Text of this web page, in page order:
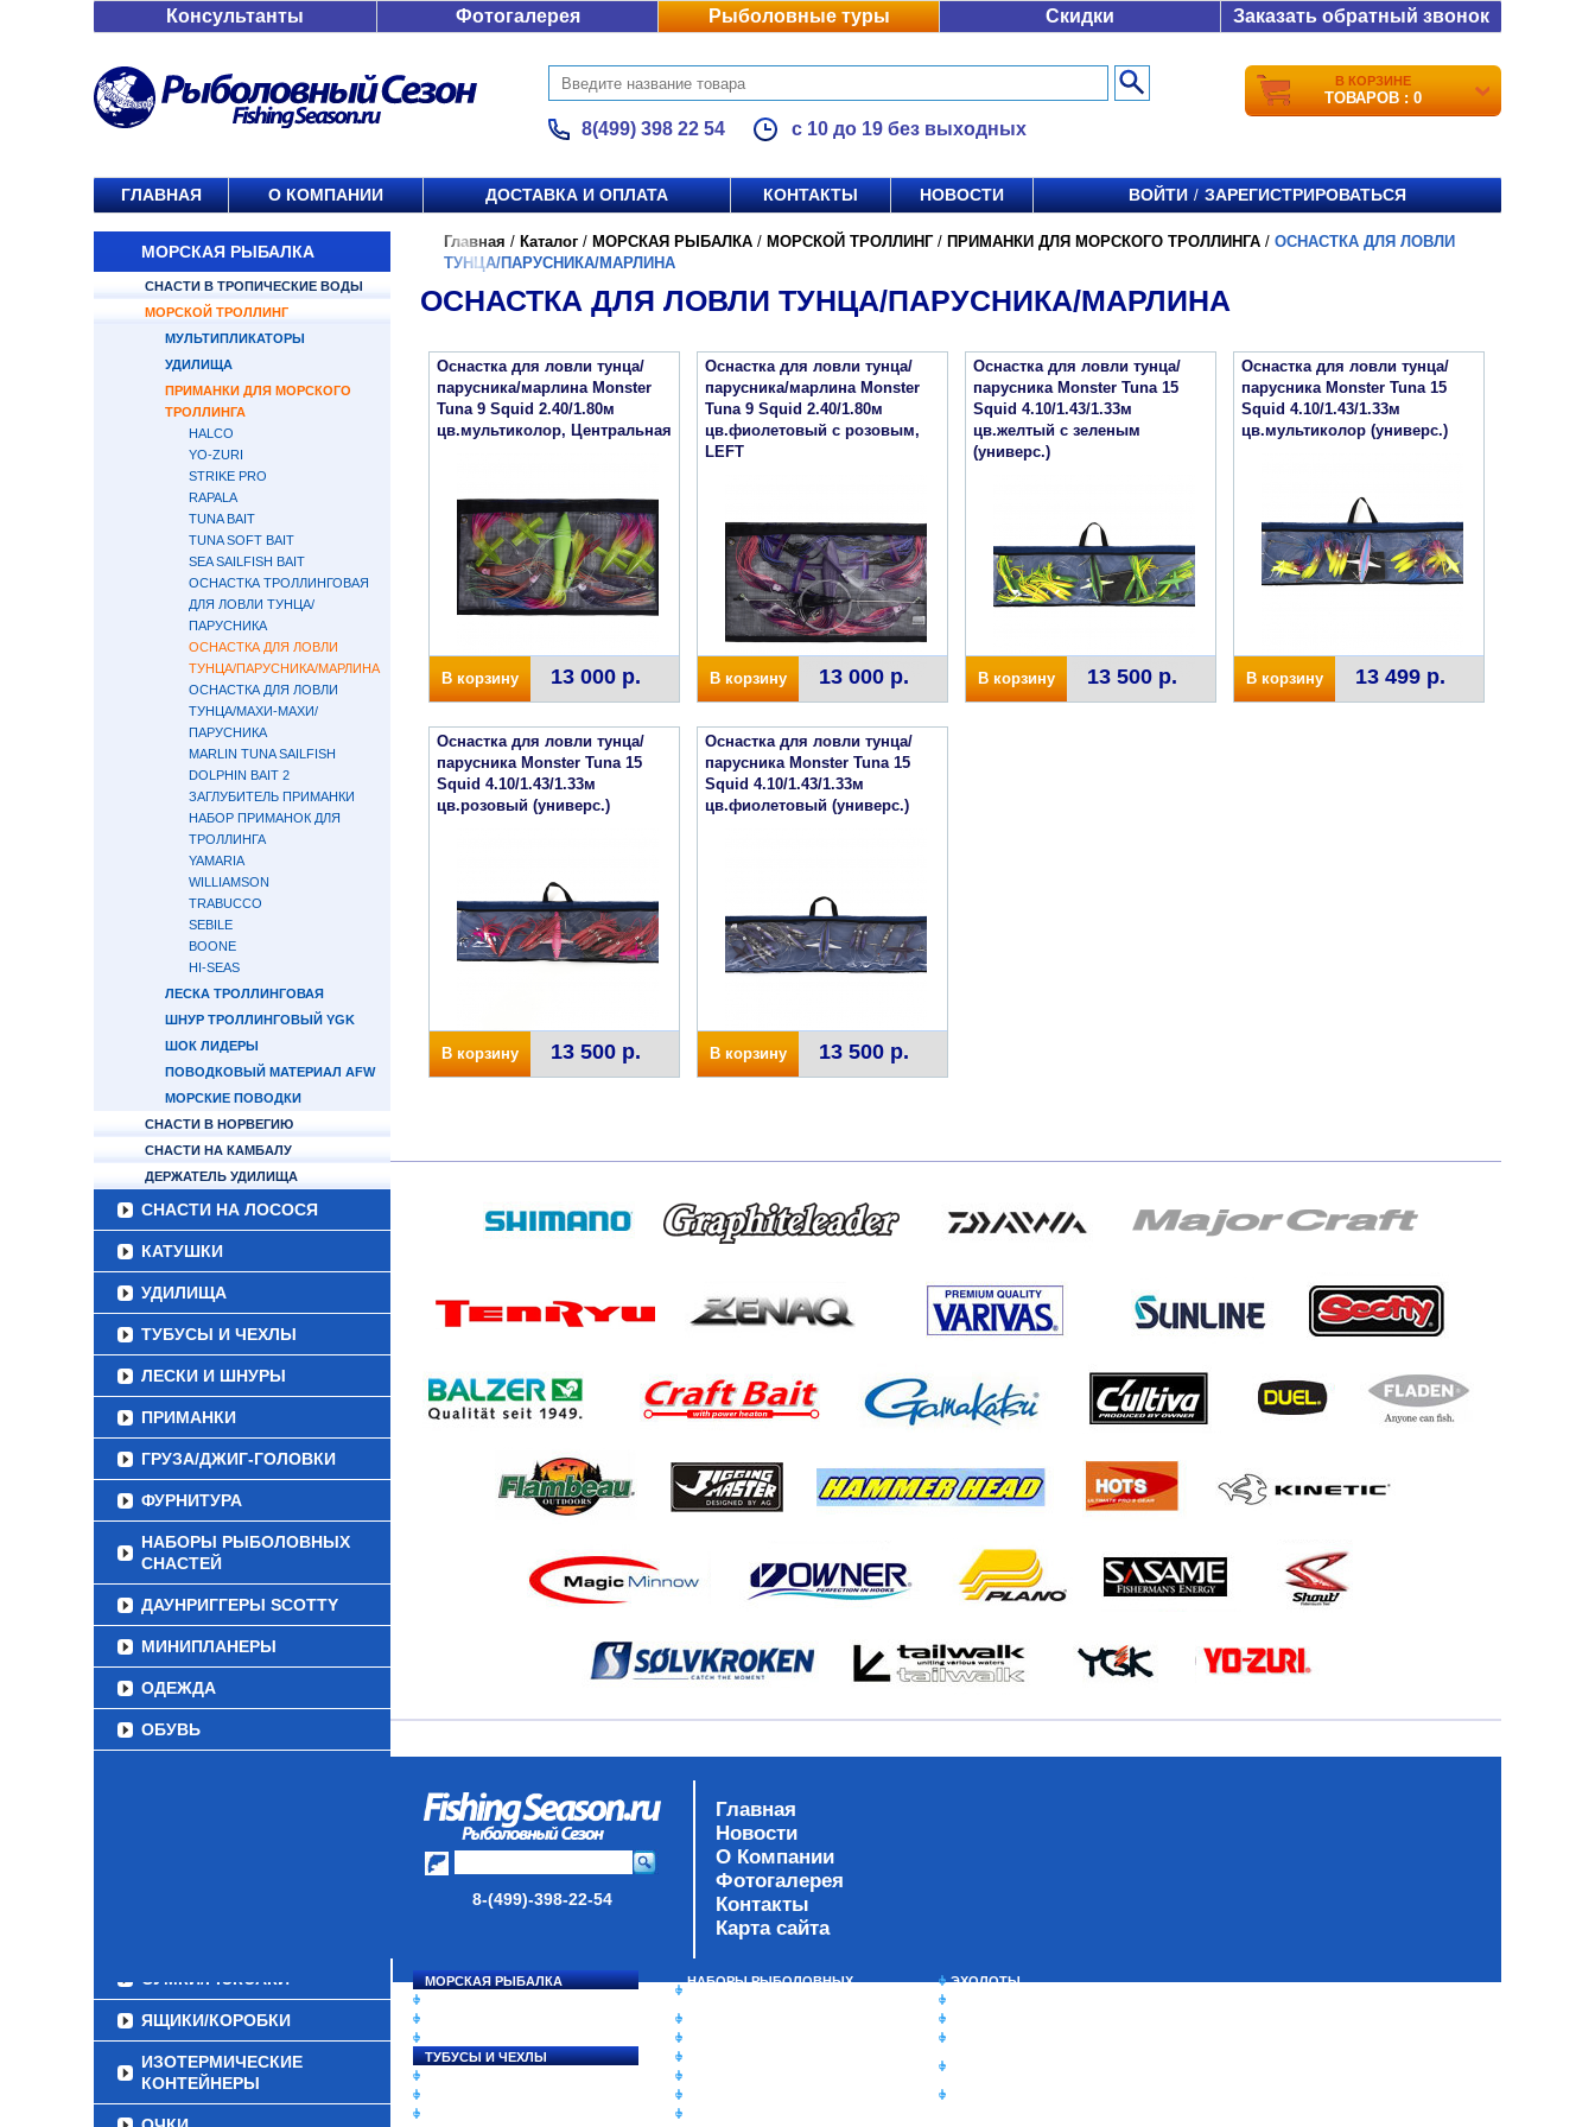
Консультанты Фотогалерея Рыболовные туры Скидки Заказать обратный звонок
8(499) 398 22 54 с 10 до 19 без выходных
В КОРЗИНЕ
ТОВАРОВ : 0
ГЛАВНАЯ О КОМПАНИИ ДОСТАВКА И ОПЛАТА КОНТАКТЫ НОВОСТИ ВОЙТИ / ЗАРЕГИСТРИРОВАТЬСЯ
МОРСКАЯ РЫБАЛКА
СНАСТИ В ТРОПИЧЕСКИЕ ВОДЫ
МОРСКОЙ ТРОЛЛИНГ
МУЛЬТИПЛИКАТОРЫ
УДИЛИЩА
ПРИМАНКИ ДЛЯ МОРСКОГО
ТРОЛЛИНГА
HALCO
YO-ZURI
STRIKE PRO
RAPALA
TUNA BAIT
TUNA SOFT BAIT
SEA SAILFISH BAIT
ОСНАСТКА ТРОЛЛИНГОВАЯ
ДЛЯ ЛОВЛИ ТУНЦА/
ПАРУСНИКА
ОСНАСТКА ДЛЯ ЛОВЛИ
ТУНЦА/ПАРУСНИКА/МАРЛИНА
ОСНАСТКА ДЛЯ ЛОВЛИ
ТУНЦА/МАХИ-МАХИ/
ПАРУСНИКА
MARLIN TUNA SAILFISH
DOLPHIN BAIT 2
ЗАГЛУБИТЕЛЬ ПРИМАНКИ
НАБОР ПРИМАНОК ДЛЯ
ТРОЛЛИНГА
YAMARIA
WILLIAMSON
TRABUCCO
SEBILE
BOONE
HI-SEAS
ЛЕСКА ТРОЛЛИНГОВАЯ
ШНУР ТРОЛЛИНГОВЫЙ YGK
ШОК ЛИДЕРЫ
ПОВОДКОВЫЙ МАТЕРИАЛ AFW
МОРСКИЕ ПОВОДКИ
СНАСТИ В НОРВЕГИЮ
СНАСТИ НА КАМБАЛУ
ДЕРЖАТЕЛЬ УДИЛИЩА
СНАСТИ НА ЛОСОСЯ
КАТУШКИ
УДИЛИЩА
ТУБУСЫ И ЧЕХЛЫ
ЛЕСКИ И ШНУРЫ
ПРИМАНКИ
ГРУЗА/ДЖИГ-ГОЛОВКИ
ФУРНИТУРА
НАБОРЫ РЫБОЛОВНЫХ
СНАСТЕЙ
ДАУНРИГГЕРЫ SCOTTY
МИНИПЛАНЕРЫ
ОДЕЖДА
ОБУВЬ
СУМКИ/РЮКЗАКИ
ЯЩИКИ/КОРОБКИ
ИЗОТЕРМИЧЕСКИЕ
КОНТЕЙНЕРЫ
Главная / Каталог / МОРСКАЯ РЫБАЛКА / МОРСКОЙ ТРОЛЛИНГ/ ПРИМАНКИ ДЛЯ МОРСКОГО ТРОЛЛИНГА / ОСНАСТКА ДЛЯ ЛОВЛИ
ТУНЦА/ПАРУСНИКА/МАРЛИНА
ОСНАСТКА ДЛЯ ЛОВЛИ ТУНЦА/ПАРУСНИКА/МАРЛИНА
Оснастка для ловли тунца/
парусника/марлина Monster
Tuna 9 Squid 2.40/1.80м
цв.мультиколор, Центральная
В корзину 13 000 р.
Оснастка для ловли тунца/
парусника/марлина Monster
Tuna 9 Squid 2.40/1.80м
цв.фиолетовый с розовым,
LEFT
В корзину 13 000 р.
Оснастка для ловли тунца/
парусника Monster Tuna 15
Squid 4.10/1.43/1.33м
цв.желтый с зеленым
(универс.)
В корзину 13 500 р.
Оснастка для ловли тунца/
парусника Monster Tuna 15
Squid 4.10/1.43/1.33м
цв.мультиколор (универс.)
В корзину 13 499 р.
Оснастка для ловли тунца/
парусника Monster Tuna 15
Squid 4.10/1.43/1.33м
цв.розовый (универс.)
В корзину 13 500 р.
Оснастка для ловли тунца/
парусника Monster Tuna 15
Squid 4.10/1.43/1.33м
цв.фиолетовый (универс.)
В корзину 13 500 р.
8-(499)-398-22-54
Главная
Новости
О Компании
Фотогалерея
Контакты
Карта сайта
МОРСКАЯ РЫБАЛКА
ТУБУСЫ И ЧЕХЛЫ
НАБОРЫ РЫБОЛОВНЫХ
ЭХОЛОТЫ